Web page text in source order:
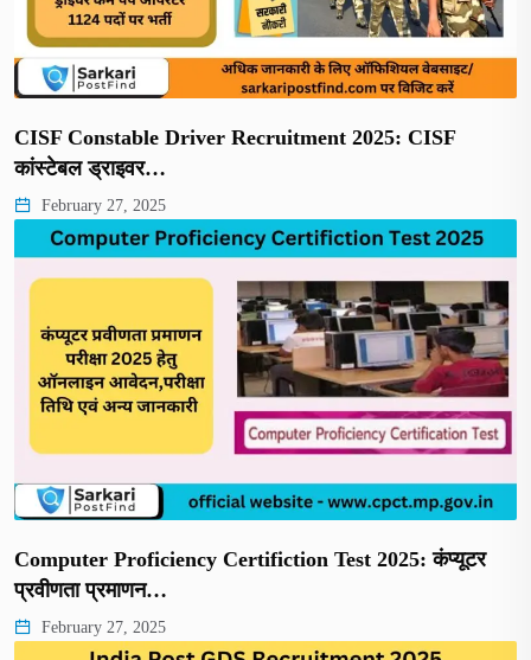
CISF Constable Driver Recruitment 2025: CISF
कांस्टेबल ड्राइवर…
February 27, 2025
Computer Proficiency Certifiction Test 2025: कंप्यूटर
प्रवीणता प्रमाणन…
February 27, 2025